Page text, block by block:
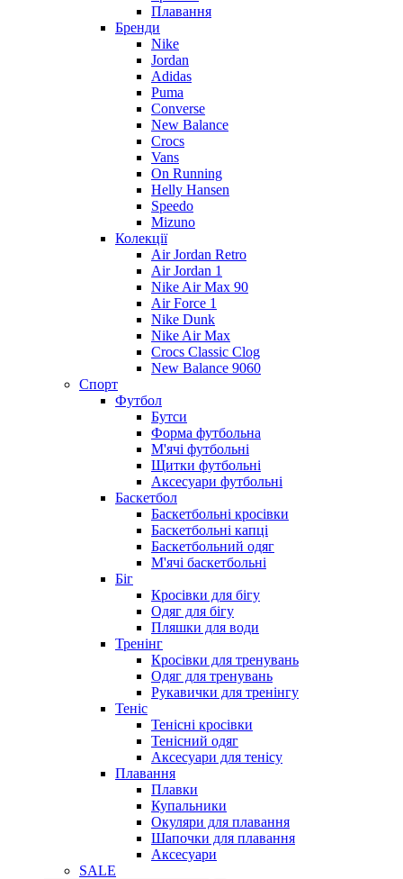
Плавання
Бренди
Nike
Jordan
Adidas
Puma
Converse
New Balance
Crocs
Vans
On Running
Helly Hansen
Speedo
Mizuno
Колекції
Air Jordan Retro
Air Jordan 1
Nike Air Max 90
Air Force 1
Nike Dunk
Nike Air Max
Crocs Classic Clog
New Balance 9060
Спорт
Футбол
Бутси
Форма футбольна
М'ячі футбольні
Щитки футбольні
Аксесуари футбольні
Баскетбол
Баскетбольні кросівки
Баскетбольні капці
Баскетбольний одяг
М'ячі баскетбольні
Біг
Кросівки для бігу
Одяг для бігу
Пляшки для води
Тренінг
Кросівки для тренувань
Одяг для тренувань
Рукавички для тренінгу
Теніс
Тенісні кросівки
Тенісний одяг
Аксесуари для тенісу
Плавання
Плавки
Купальники
Окуляри для плавання
Шапочки для плавання
Аксесуари
SALE